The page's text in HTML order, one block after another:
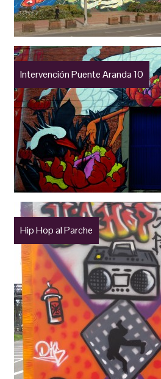
Intervención Puente Aranda 10
Hip Hop al Parche